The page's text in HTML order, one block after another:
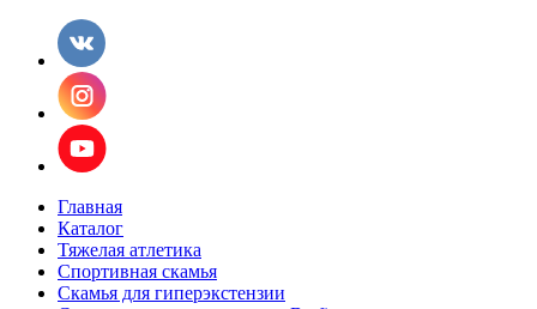
Главная
Каталог
Тяжелая атлетика
Спортивная скамья
Скамья для гиперэкстензии